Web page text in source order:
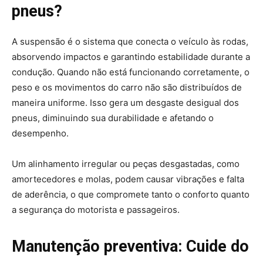
pneus?
A suspensão é o sistema que conecta o veículo às rodas,
absorvendo impactos e garantindo estabilidade durante a
condução. Quando não está funcionando corretamente, o
peso e os movimentos do carro não são distribuídos de
maneira uniforme. Isso gera um desgaste desigual dos
pneus, diminuindo sua durabilidade e afetando o
desempenho.
Um alinhamento irregular ou peças desgastadas, como
amortecedores e molas, podem causar vibrações e falta
de aderência, o que compromete tanto o conforto quanto
a segurança do motorista e passageiros.
Manutenção preventiva: Cuide do